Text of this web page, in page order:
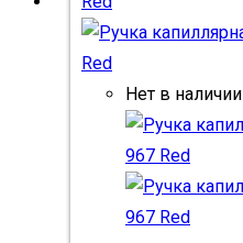
Нет в наличии